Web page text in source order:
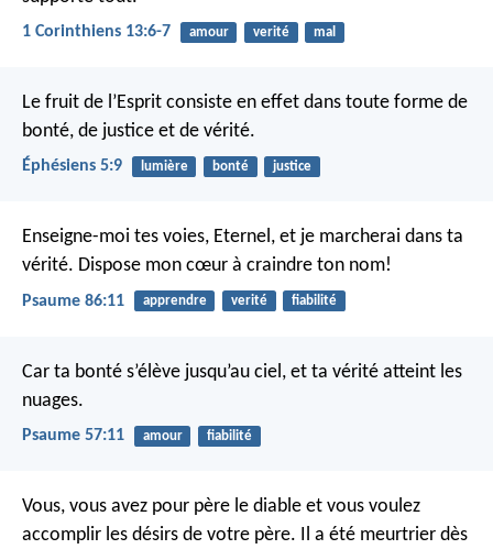
1 Corinthiens 13:6-7 amour verité mal
Le fruit de l’Esprit consiste en effet dans toute forme de
bonté, de justice et de vérité.
Éphésiens 5:9 lumière bonté justice
Enseigne-moi tes voies, Eternel, et je marcherai dans ta
vérité. Dispose mon cœur à craindre ton nom!
Psaume 86:11 apprendre verité fiabilité
Car ta bonté s’élève jusqu’au ciel, et ta vérité atteint les
nuages.
Psaume 57:11 amour fiabilité
Vous, vous avez pour père le diable et vous voulez
accomplir les désirs de votre père. Il a été meurtrier dès